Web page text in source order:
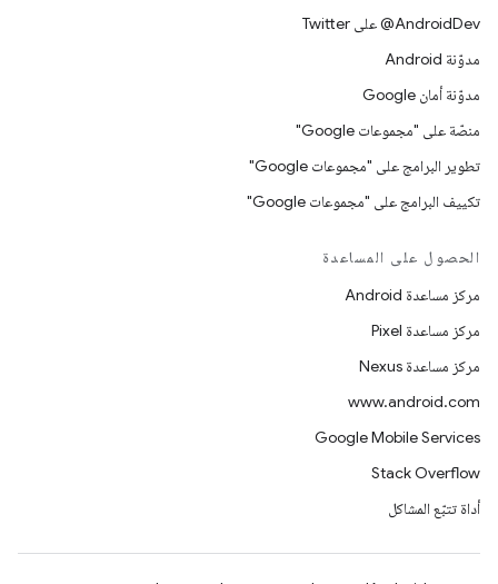
‎@AndroidDev على Twitter
مدوّنة Android
مدوّنة أمان Google
منصّة على "مجموعات Google"
تطوير البرامج على "مجموعات Google"
تكييف البرامج على "مجموعات Google"
الحصول على المساعدة
مركز مساعدة Android
مركز مساعدة Pixel
مركز مساعدة Nexus
www.android.com
Google Mobile Services
Stack Overflow
أداة تتبّع المشاكل